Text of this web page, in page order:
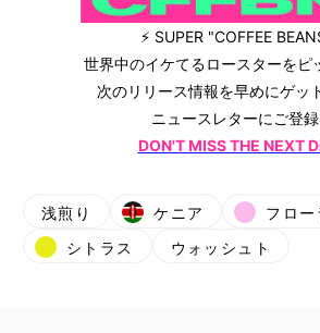
⚡ SUPER "COFFEE
世界中のイケてるロースターをピ
次のリリース情報を早めにゲッ
ニュースレターにご登
DON'T MISS THE NEXT
浅煎り ケニア
フロー
シトラス
ウォッシュト